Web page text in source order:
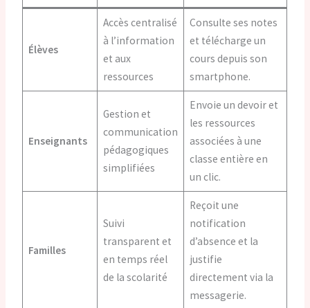
Élèves
Accès centralisé
à l’information
et aux
ressources
Consulte ses notes
et télécharge un
cours depuis son
smartphone.
Enseignants
Gestion et
communication
pédagogiques
simplifiées
Envoie un devoir et
les ressources
associées à une
classe entière en
un clic.
Familles
Suivi
transparent et
en temps réel
de la scolarité
Reçoit une
notification
d’absence et la
justifie
directement via la
messagerie.